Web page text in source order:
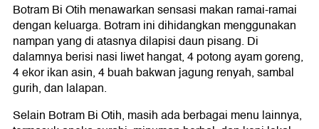
Botram Bi Otih menawarkan sensasi makan ramai-ramai
dengan keluarga. Botram ini dihidangkan menggunakan
nampan yang di atasnya dilapisi daun pisang. Di
dalamnya berisi nasi liwet hangat, 4 potong ayam goreng,
4 ekor ikan asin, 4 buah bakwan jagung renyah, sambal
gurih, dan lalapan.
Selain Botram Bi Otih, masih ada berbagai menu lainnya,